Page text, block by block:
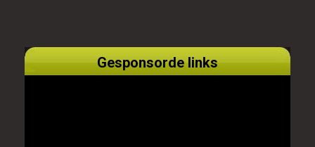
Gesponsorde links